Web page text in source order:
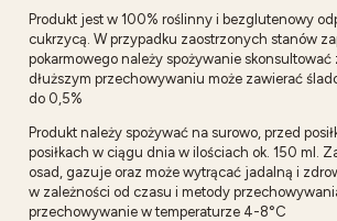
Produkt jest w 100% roślinny i bezglutenowy
cukrzycą. W przypadku zaostrzonych stanów
pokarmowego należy spożywanie skonsultować
dłuższym przechowywaniu może zawierać
do 0,5%
Produkt należy spożywać na surowo, przed
posiłkach w ciągu dnia w ilościach ok. 150 ml.
osad, gazuje oraz może wytrącać jadalną i
w zależności od czasu i metody
przechowywanie w temperaturze 4-8°C